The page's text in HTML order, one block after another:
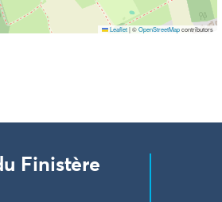
Leaflet |©OpenStreetMapcontributors
Finistère